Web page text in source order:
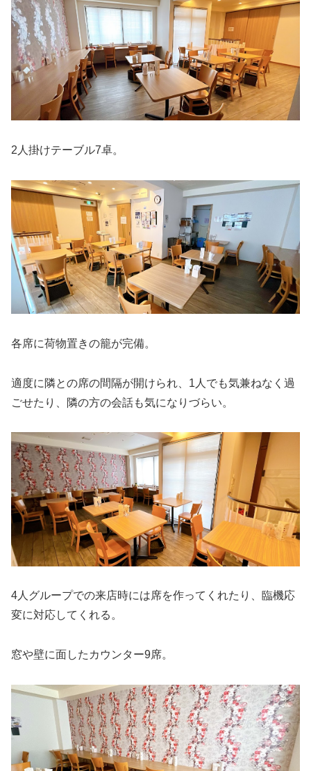
2人掛けテーブル7卓。
各席に荷物置きの籠が完備。
適度に隣との席の間隔が開けられ、1人でも気兼ねなく過
ごせたり、隣の方の会話も気になりづらい。
4人グループでの来店時には席を作ってくれたり、臨機応
変に対応してくれる。
窓や壁に面したカウンター9席。